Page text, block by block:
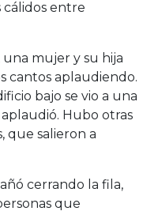
cálidos entre
una mujer y su hija
cantos aplaudiendo.
bajo se vio a una
Hubo otras
que salieron a
cerrando la fila,
que